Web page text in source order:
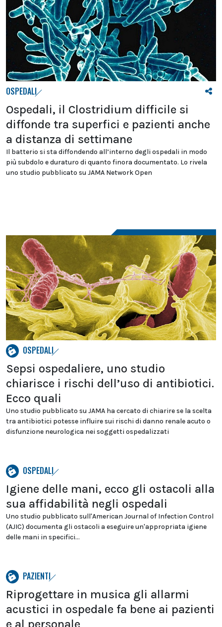
OSPEDALI
Ospedali, il Clostridium difficile si
diffonde tra superfici e pazienti anche
a distanza di settimane
Il batterio si sta diffondendo all’interno degli ospedali in modo
più subdolo e duraturo di quanto finora documentato. Lo rivela
uno studio pubblicato su JAMA Network Open
OSPEDALI
Sepsi ospedaliere, uno studio
chiarisce i rischi dell’uso di antibiotici.
Ecco quali
Uno studio pubblicato su JAMA ha cercato di chiarire se la scelta
tra antibiotici potesse influire sui rischi di danno renale acuto o
disfunzione neurologica nei soggetti ospedalizzati
OSPEDALI
Igiene delle mani, ecco gli ostacoli alla
sua affidabilità negli ospedali
Uno studio pubblicato sull'American Journal of Infection Control
(AJIC) documenta gli ostacoli a eseguire un'appropriata igiene
delle mani in specifici...
PAZIENTI
Riprogettare in musica gli allarmi
acustici in ospedale fa bene ai pazienti
e al personale